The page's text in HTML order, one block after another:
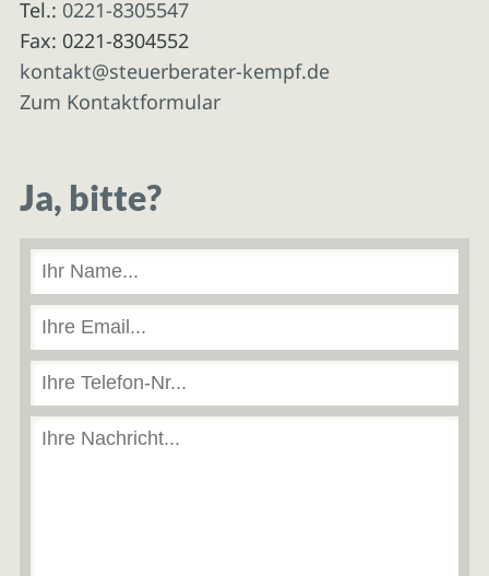
Tel.: 0221-8305547
Fax: 0221-8304552
kontakt@steuerberater-kempf.de
Zum Kontaktformular
Ja, bitte?